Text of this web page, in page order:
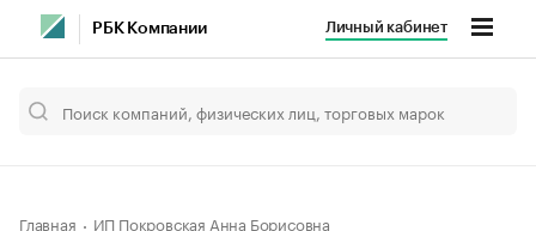
РБК Компании Личный кабинет
Главная ИП Покровская Анна Борисовна